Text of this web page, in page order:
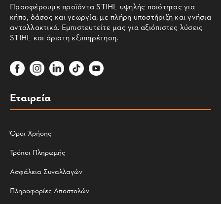
Προσφέρουμε προϊόντα STIHL υψηλής ποιότητας για
κήπο, δάσος και γεωργία, με πλήρη υποστήριξη και γνήσια
ανταλλακτικά. Εμπιστευτείτε μας για αξιόπιστες λύσεις
STIHL και άριστη εξυπηρέτηση.
Εταιρεία
Όροι Χρήσης
Τρόποι Πληρωμής
Ασφάλεια Συναλλαγών
Πληροφορίες Αποστολών